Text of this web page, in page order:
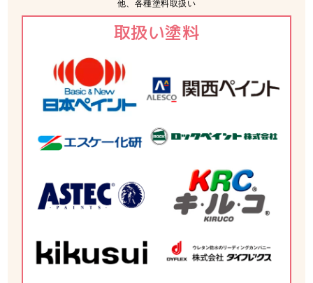
他、各種塗料取扱い
取扱い塗料